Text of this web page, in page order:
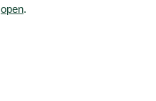
open.